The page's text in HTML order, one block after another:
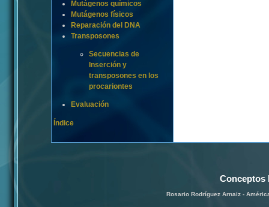
Mutágenos químicos
Mutágenos físicos
Reparación del DNA
Transposones
Secuencias de
Inserción y
transposones en los
procariontes
Evaluación
Índice
Conceptos
Rosario Rodríguez Arnaiz -